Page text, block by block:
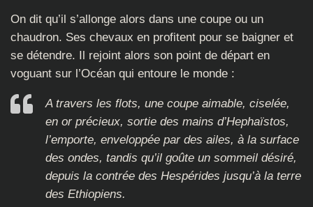
On dit qu’il s’allonge alors dans une coupe ou un
chaudron. Ses chevaux en profitent pour se baigner et
se détendre. Il rejoint alors son point de départ en
voguant sur l’Océan qui entoure le monde :
A travers les flots, une coupe aimable, ciselée,
en or précieux, sortie des mains d’Hephaïstos,
l’emporte, enveloppée par des ailes, à la surface
des ondes, tandis qu’il goûte un sommeil désiré,
depuis la contrée des Hespérides jusqu’à la terre
des Ethiopiens.